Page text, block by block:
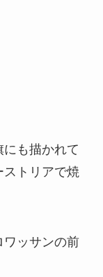
も描かれて
ストリアで焼
ワッサンの前